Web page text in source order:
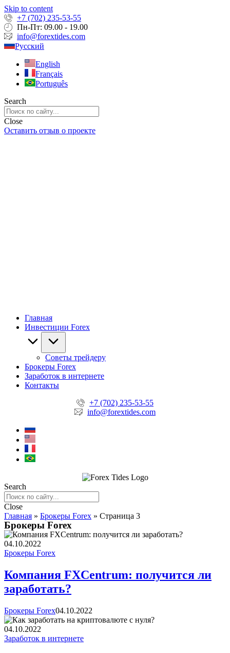
Skip to content
+7 (702) 235-53-55
Пн-Пт: 09.00 - 19.00
info@forextides.com
Русский
English
Français
Português
Search
Close
Оставить отзыв о проекте
Главная
Инвестиции Forex
Советы трейдеру
Брокеры Forex
Заработок в интернете
Контакты
+7 (702) 235-53-55
info@forextides.com
Search
Close
Главная » Брокеры Forex » Страница 3
Брокеры Forex
04.10.2022
Брокеры Forex
Компания FXCentrum: получится ли
заработать?
Брокеры Forex04.10.2022
04.10.2022
Заработок в интернете